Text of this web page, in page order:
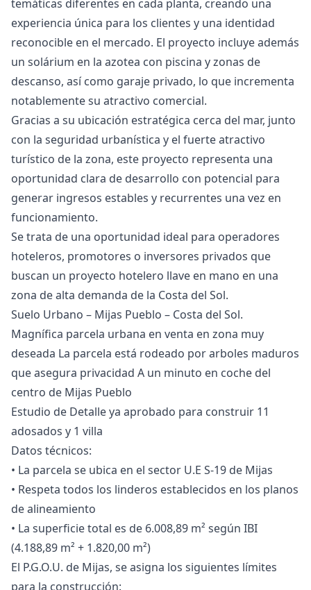
temáticas diferentes en cada planta, creando una
experiencia única para los clientes y una identidad
reconocible en el mercado. El proyecto incluye además
un solárium en la azotea con piscina y zonas de
descanso, así como garaje privado, lo que incrementa
notablemente su atractivo comercial.
Gracias a su ubicación estratégica cerca del mar, junto
con la seguridad urbanística y el fuerte atractivo
turístico de la zona, este proyecto representa una
oportunidad clara de desarrollo con potencial para
generar ingresos estables y recurrentes una vez en
funcionamiento.
Se trata de una oportunidad ideal para operadores
hoteleros, promotores o inversores privados que
buscan un proyecto hotelero llave en mano en una
zona de alta demanda de la Costa del Sol.
Suelo Urbano – Mijas Pueblo – Costa del Sol.
Magnífica parcela urbana en venta en zona muy
deseada La parcela está rodeado por arboles maduros
que asegura privacidad A un minuto en coche del
centro de Mijas Pueblo
Estudio de Detalle ya aprobado para construir 11
adosados y 1 villa
Datos técnicos:
• La parcela se ubica en el sector U.E S-19 de Mijas
• Respeta todos los linderos establecidos en los planos
de alineamiento
• La superficie total es de 6.008,89 m² según IBI
(4.188,89 m² + 1.820,00 m²)
El P.G.O.U. de Mijas, se asigna los siguientes límites
para la construcción: